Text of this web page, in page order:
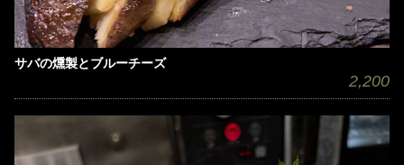
サバの燻製とブルーチーズ
2,200